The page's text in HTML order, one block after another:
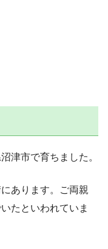
津市で育ちました。
あります。ご両親
たといわれていま